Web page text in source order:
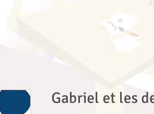
Gabriel et les